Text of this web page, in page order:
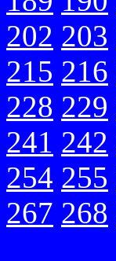
202 203
215 216
228 229
241 242
254 255
267 268